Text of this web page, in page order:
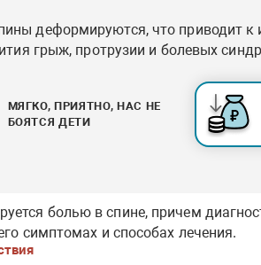
деформируются, что приводит
грыж, протрузии и болевых
МЯГКО, ПРИЯТНО, НАС НЕ
БОЯТСЯ ДЕТИ
болью в спине, причем
симптомах и способах лечения.